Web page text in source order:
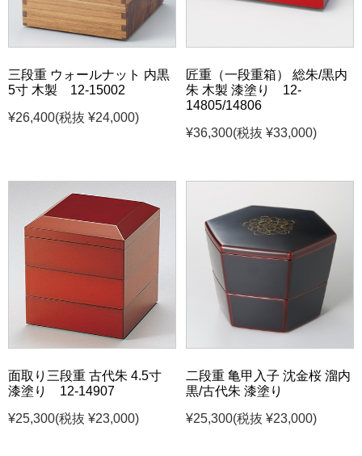
三段重 ウォールナット 内黒
5寸 木製 12-15002
¥26,400(税抜 ¥24,000)
匠重（一段重箱） 総朱/黒内
朱 木製 漆塗り 12-
14805/14806
¥36,300(税抜 ¥33,000)
面取り三段重 古代朱 4.5寸
漆塗り 12-14907
¥25,300(税抜 ¥23,000)
二段重 亀甲入子 沈金桜 溜内
黒/古代朱 漆塗り
¥25,300(税抜 ¥23,000)